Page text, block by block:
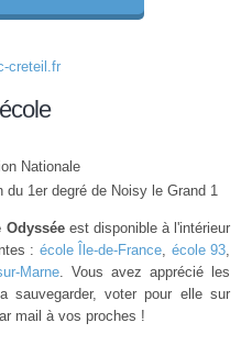
creteil.fr
Nationale
du 1er degré de Noisy le Grand 1
Odysséeest disponible à l'intérieur
: école Île-de-France, école 93,
Marne. Vous avez apprécié les
voter pour elle sur
mail à vos proches !